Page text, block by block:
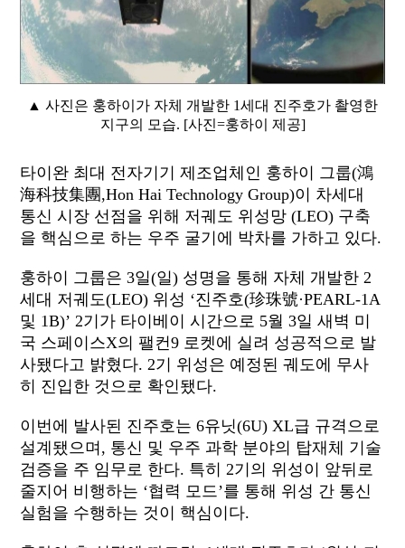
▲ 사진은 훙하이가 자체 개발한 1세대 진주호가 촬영한
지구의 모습. [사진=훙하이 제공]
타이완 최대 전자기기 제조업체인 훙하이 그룹(鴻
海科技集團,Hon Hai Technology Group)이 차세대
통신 시장 선점을 위해 저궤도 위성망 (LEO) 구축
을 핵심으로 하는 우주 굴기에 박차를 가하고 있다.
훙하이 그룹은3일(일) 성명을 통해 자체 개발한 2
세대 저궤도(LEO) 위성 ‘진주호(珍珠號·PEARL-1A
및 1B)’ 2기가 타이베이 시간으로 5월 3일 새벽 미
국 스페이스X의 팰컨9 로켓에 실려 성공적으로 발
사됐다고 밝혔다. 2기 위성은 예정된 궤도에 무사
히 진입한 것으로 확인됐다.
이번에 발사된 진주호는6유닛(6U) XL급 규격으로
설계됐으며 , 통신 및 우주 과학 분야의 탑재체 기술
검증을 주 임무로 한다. 특히 2기의 위성이 앞뒤로
줄지어 비행하는 ‘협력 모드 ’를 통해 위성 간 통신
실험을 수행하는 것이 핵심이다.